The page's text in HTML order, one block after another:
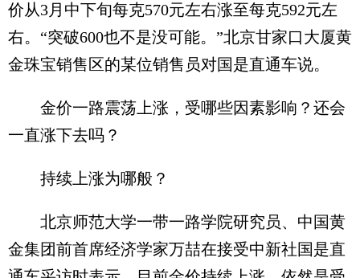
价从3月中下旬每克570元左右涨至每克592元左
右。“突破600也不是没可能。”北京甘家口大厦黄
金珠宝销售区的某位销售员对国是直通车说。
金价一路震荡上涨，受哪些因素影响？还会
一直涨下去吗？
持续上涨为哪般？
北京师范大学一带一路学院研究员、中国黄
金集团前首席经济学家万喆在接受中新社国是直